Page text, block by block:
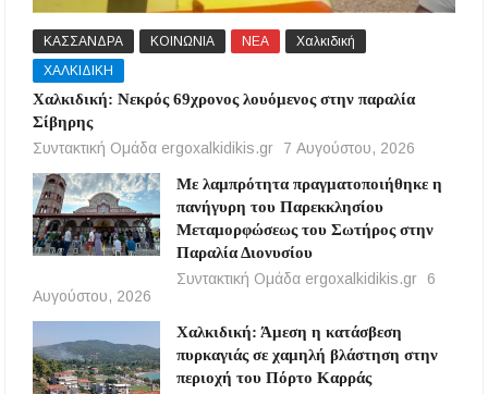
ΚΑΣΣΑΝΔΡΑ ΚΟΙΝΩΝΙΑ ΝΕΑ
Χαλκιδική
ΧΑΛΚΙΔΙΚΗ
Χαλκιδική: Νεκρός 69χρονος λουόμενος στην παραλία
Σίβηρης
Συντακτική Ομάδα ergoxalkidikis.gr
7 Αυγούστου, 2026
Με λαμπρότητα πραγματοποιήθηκε η
πανήγυρη του Παρεκκλησίου
Μεταμορφώσεως του Σωτήρος στην
Παραλία Διονυσίου
Συντακτική Ομάδα ergoxalkidikis.gr
6
Αυγούστου, 2026
Χαλκιδική: Άμεση η κατάσβεση
πυρκαγιάς σε χαμηλή βλάστηση στην
περιοχή του Πόρτο Καρράς